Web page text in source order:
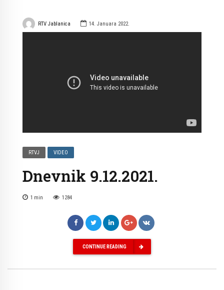
RTV Jablanica 14. Januara 2022.
RTVJ VIDEO
Dnevnik 9.12.2021.
1 min 1284
CONTINUE READING